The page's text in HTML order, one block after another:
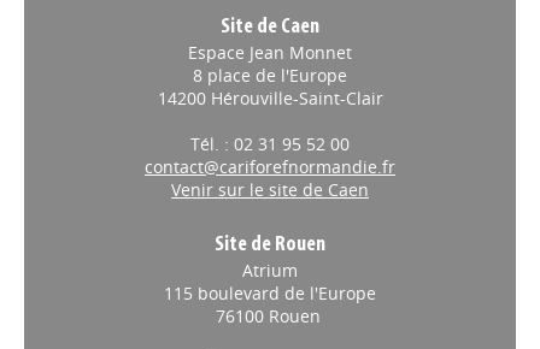
Site de Caen
Espace Jean Monnet
8 place de l'Europe
14200 Hérouville-Saint-Clair
Tél. : 02 31 95 52 00
contact@cariforefnormandie.fr
Venir sur le site de Caen
Site de Rouen
Atrium
115 boulevard de l'Europe
76100 Rouen